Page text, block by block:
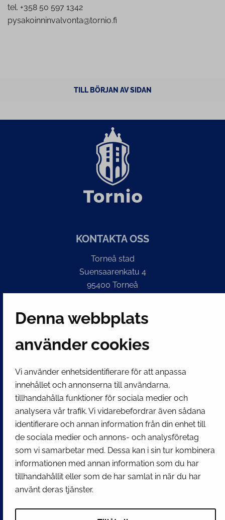
Denna webbplats
använder cookies
Vi använder enhetsidentifierare för att anpassa
innehållet och annonserna till användarna,
tillhandahålla funktioner för sociala medier och
analysera vår trafik. Vi vidarebefordrar även sådana
identifierare och annan information från din enhet till
de sociala medier och annons- och analysföretag
som vi samarbetar med. Dessa kan i sin tur kombinera
informationen med annan information som du har
tillhandahållit eller som de har samlat in när du har
använt deras tjänster.
tel. +358 50 597 1342
pysakoinninvalvonta@tornio.fi
TILL BÖRJAN AV SIDAN
KONTAKTA OSS
Torneå stad
Suensaarenkatu 4
95400 Torneå
Växel
E-post
Stadskansliets registratur
kirjaamo@tornio.fi
SNABBLÄNKAR
Visa mina inställningar för kakor
SOCIALA MEDIER
Facebook